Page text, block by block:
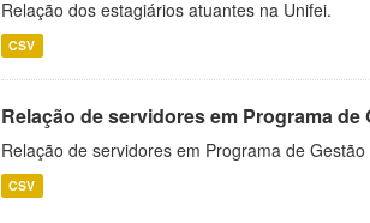
Relação dos estagiários atuantes na Unifei.
CSV
Relação de servidores em Programa de
Relação de servidores em Programa de
CSV